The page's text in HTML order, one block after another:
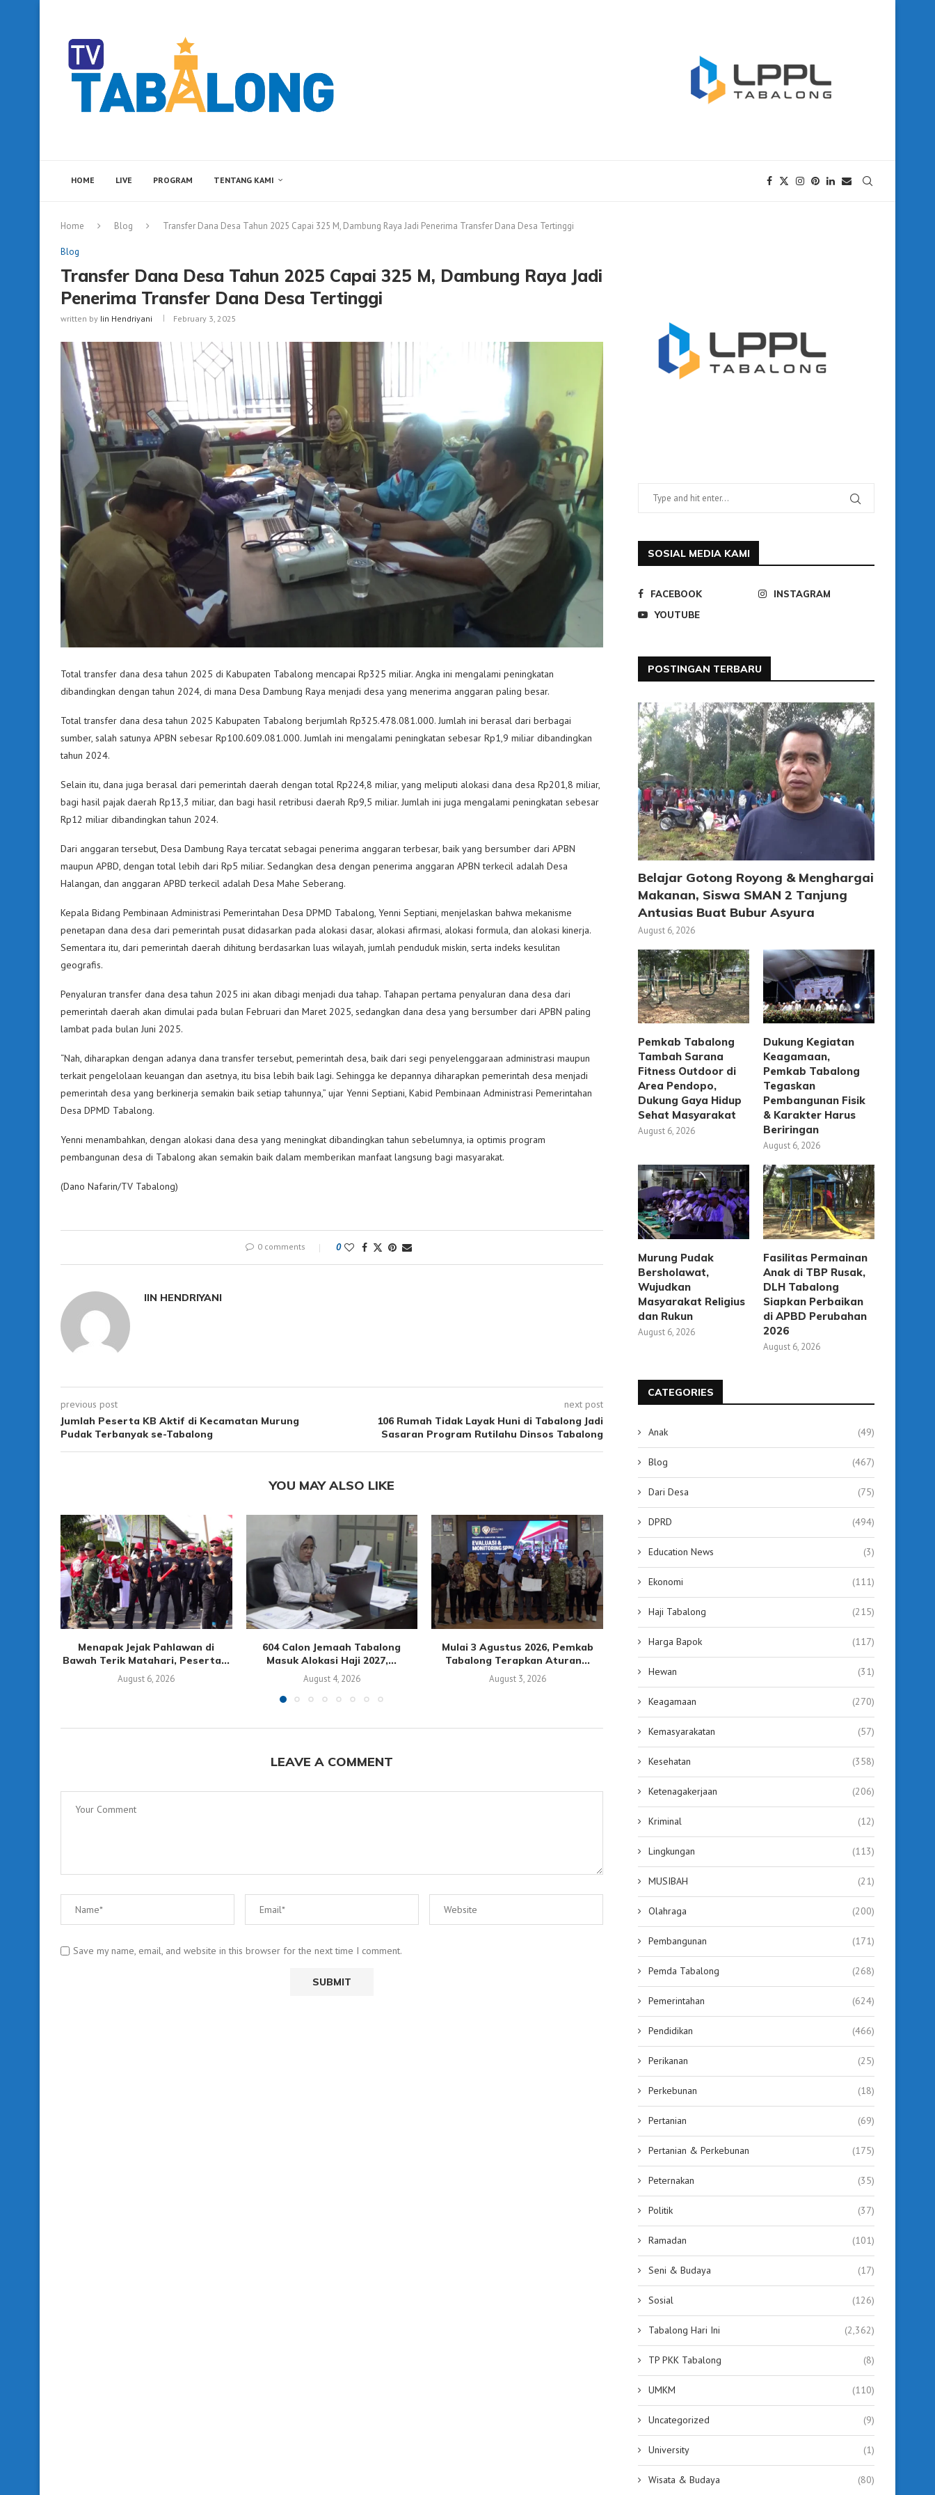
HOME LIVE PROGRAM TENTANG KAMI
Home Blog Transfer Dana Desa Tahun 2025 Capai 325 M, Dambung Raya Jadi Penerima Transfer Dana Desa Tertinggi
Blog
Transfer Dana Desa Tahun 2025 Capai 325 M, Dambung Raya Jadi
Penerima Transfer Dana Desa Tertinggi
written by Iin Hendriyani February 3, 2025
Total transfer dana desa tahun 2025 di Kabupaten Tabalong mencapai Rp325 miliar. Angka ini mengalami peningkatan
dibandingkan dengan tahun 2024, di mana Desa Dambung Raya menjadi desa yang menerima anggaran paling besar.
Total transfer dana desa tahun 2025 Kabupaten Tabalong berjumlah Rp325.478.081.000. Jumlah ini berasal dari berbagai
sumber, salah satunya APBN sebesar Rp100.609.081.000. Jumlah ini mengalami peningkatan sebesar Rp1,9 miliar dibandingkan
tahun 2024.
Selain itu, dana juga berasal dari pemerintah daerah dengan total Rp224,8 miliar, yang meliputi alokasi dana desa Rp201,8 miliar,
bagi hasil pajak daerah Rp13,3 miliar, dan bagi hasil retribusi daerah Rp9,5 miliar. Jumlah ini juga mengalami peningkatan sebesar
Rp12 miliar dibandingkan tahun 2024.
Dari anggaran tersebut, Desa Dambung Raya tercatat sebagai penerima anggaran terbesar, baik yang bersumber dari APBN
maupun APBD, dengan total lebih dari Rp5 miliar. Sedangkan desa dengan penerima anggaran APBN terkecil adalah Desa
Halangan, dan anggaran APBD terkecil adalah Desa Mahe Seberang.
Kepala Bidang Pembinaan Administrasi Pemerintahan Desa DPMD Tabalong, Yenni Septiani, menjelaskan bahwa mekanisme
penetapan dana desa dari pemerintah pusat didasarkan pada alokasi dasar, alokasi afirmasi, alokasi formula, dan alokasi kinerja.
Sementara itu, dari pemerintah daerah dihitung berdasarkan luas wilayah, jumlah penduduk miskin, serta indeks kesulitan
geografis.
Penyaluran transfer dana desa tahun 2025 ini akan dibagi menjadi dua tahap. Tahapan pertama penyaluran dana desa dari
pemerintah daerah akan dimulai pada bulan Februari dan Maret 2025, sedangkan dana desa yang bersumber dari APBN paling
lambat pada bulan Juni 2025.
“Nah, diharapkan dengan adanya dana transfer tersebut, pemerintah desa, baik dari segi penyelenggaraan administrasi maupun
terkait pengelolaan keuangan dan asetnya, itu bisa lebih baik lagi. Sehingga ke depannya diharapkan pemerintah desa menjadi
pemerintah desa yang berkinerja semakin baik setiap tahunnya,” ujar Yenni Septiani, Kabid Pembinaan Administrasi Pemerintahan
Desa DPMD Tabalong.
Yenni menambahkan, dengan alokasi dana desa yang meningkat dibandingkan tahun sebelumnya, ia optimis program
pembangunan desa di Tabalong akan semakin baik dalam memberikan manfaat langsung bagi masyarakat.
(Dano Nafarin/TV Tabalong)
0 comments 0
IIN HENDRIYANI
previous post
Jumlah Peserta KB Aktif di Kecamatan Murung
Pudak Terbanyak se-Tabalong
next post
106 Rumah Tidak Layak Huni di Tabalong Jadi
Sasaran Program Rutilahu Dinsos Tabalong
YOU MAY ALSO LIKE
Menapak Jejak Pahlawan di
Bawah Terik Matahari, Peserta...
August 6, 2026
604 Calon Jemaah Tabalong
Masuk Alokasi Haji 2027,...
August 4, 2026
Mulai 3 Agustus 2026, Pemkab
Tabalong Terapkan Aturan...
August 3, 2026
63 Kepala SMP di Tabalong Ikuti
Bimtek Kepemimpinan,...
August 3, 2026
Sidak Pasar Kapar,
Tabalong Gerak Cepat
August 3, 2026
LEAVE A COMMENT
Save my name, email, and website in this browser for the next time I comment.
SOSIAL MEDIA KAMI
FACEBOOK
INSTAGRAM
YOUTUBE
POSTINGAN TERBARU
Belajar Gotong Royong & Menghargai
Makanan, Siswa SMAN 2 Tanjung
Antusias Buat Bubur Asyura
August 6, 2026
Pemkab Tabalong
Tambah Sarana
Fitness Outdoor di
Area Pendopo,
Dukung Gaya Hidup
Sehat Masyarakat
August 6, 2026
Dukung Kegiatan
Keagamaan,
Pemkab Tabalong
Tegaskan
Pembangunan Fisik
& Karakter Harus
Beriringan
August 6, 2026
Murung Pudak
Bersholawat,
Wujudkan
Masyarakat Religius
dan Rukun
August 6, 2026
Fasilitas Permainan
Anak di TBP Rusak,
DLH Tabalong
Siapkan Perbaikan
di APBD Perubahan
2026
August 6, 2026
CATEGORIES
Anak (49)
Blog (467)
Dari Desa (75)
DPRD (494)
Education News (3)
Ekonomi (111)
Haji Tabalong (215)
Harga Bapok (117)
Hewan (31)
Keagamaan (270)
Kemasyarakatan (57)
Kesehatan (358)
Ketenagakerjaan (206)
Kriminal (12)
Lingkungan (113)
MUSIBAH (21)
Olahraga (200)
Pembangunan (171)
Pemda Tabalong (268)
Pemerintahan (624)
Pendidikan (466)
Perikanan (25)
Perkebunan (18)
Pertanian (69)
Pertanian & Perkebunan (175)
Peternakan (35)
Politik (37)
Ramadan (101)
Seni & Budaya (17)
Sosial (126)
Tabalong Hari Ini (2,362)
TP PKK Tabalong (8)
UMKM (110)
Uncategorized (9)
University (1)
Wisata & Budaya (80)